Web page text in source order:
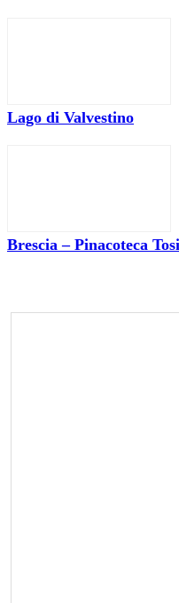
Lago di Valvestino
Brescia – Pinacoteca